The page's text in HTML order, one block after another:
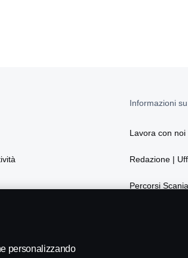
Informazioni
Lavora con noi
Redazione |
Percorsi Scania
personalizzando